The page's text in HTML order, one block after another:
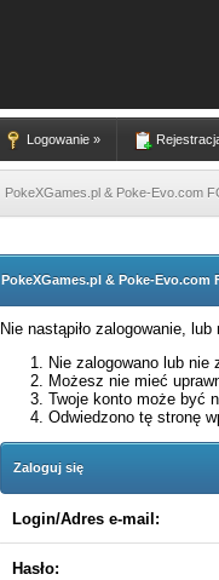
Logowanie »
PokeXGames.pl & Poke-Evo.com
PokeXGames.pl & Poke-Evo.com
Nie nastąpiło zalogowanie,
Nie zalogowano lub
Możesz nie mieć
Twoje konto może być
Odwiedzono tę stronę
Zaloguj się
Login/Adres e-mail:
Hasło: